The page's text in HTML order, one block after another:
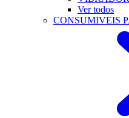
Ver todos
CONSUMIVEIS